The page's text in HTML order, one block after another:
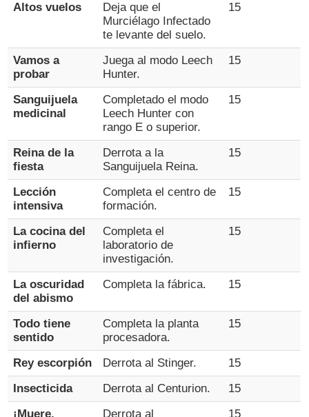
Altos vuelos
Deja que el
Murciélago Infectado
te levante del suelo.
15
Vamos a
probar
Juega al modo Leech
Hunter.
15
Sanguijuela
medicinal
Completado el modo
Leech Hunter con
rango E o superior.
15
Reina de la
fiesta
Derrota a la
Sanguijuela Reina.
15
Lección
intensiva
Completa el centro de
formación.
15
La cocina del
infierno
Completa el
laboratorio de
investigación.
15
La oscuridad
del abismo
Completa la fábrica. 15
Todo tiene
sentido
Completa la planta
procesadora.
15
Rey escorpión Derrota al Stinger.
15
Insecticida
Derrota al Centurion.
15
¡Muere,
Derrota al
15